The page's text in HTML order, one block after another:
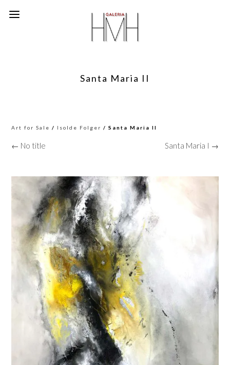
Santa Maria II
Art for Sale / Isolde Folger / Santa Maria II
← No title Santa Maria I →